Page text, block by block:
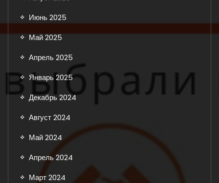
Июнь 2025
Май 2025
Апрель 2025
Январь 2025
Декабрь 2024
Август 2024
Май 2024
Апрель 2024
Март 2024